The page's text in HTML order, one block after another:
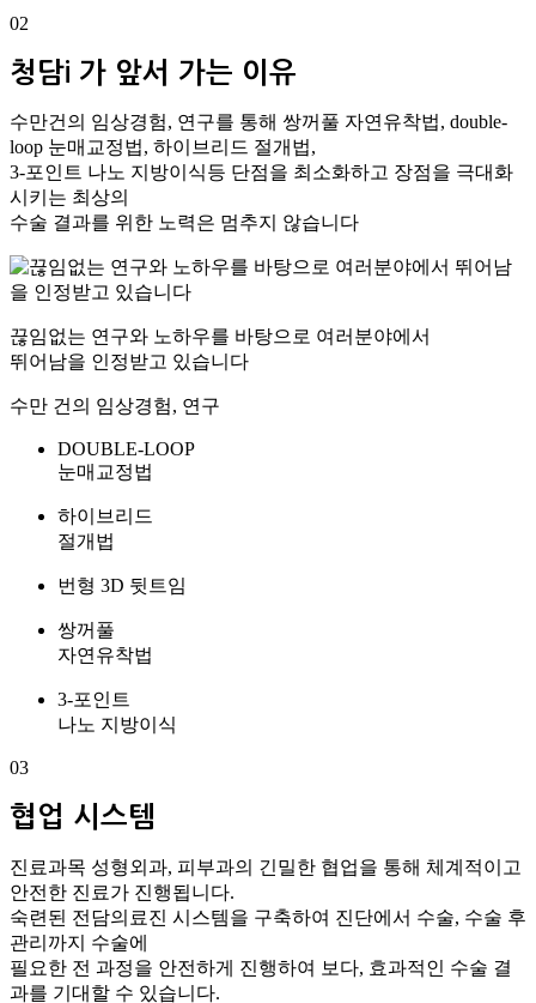
02
청담i 가 앞서 가는 이유
수만건의 임상경험, 연구를 통해 쌍꺼풀 자연유착법, double-
loop 눈매교정법, 하이브리드 절개법,
3-포인트 나노 지방이식등 단점을 최소화하고 장점을 극대화
시키는 최상의
수술 결과를 위한 노력은 멈추지 않습니다
끊임없는 연구와 노하우를 바탕으로 여러분야에서
뛰어남을 인정받고 있습니다
수만 건의 임상경험, 연구
DOUBLE-LOOP
눈매교정법
하이브리드
절개법
번형 3D 뒷트임
쌍꺼풀
자연유착법
3-포인트
나노 지방이식
03
협업 시스템
진료과목 성형외과, 피부과의 긴밀한 협업을 통해 체계적이고
안전한 진료가 진행됩니다.
숙련된 전담의료진 시스템을 구축하여 진단에서 수술, 수술 후
관리까지 수술에
필요한 전 과정을 안전하게 진행하여 보다, 효과적인 수술 결
과를 기대할 수 있습니다.